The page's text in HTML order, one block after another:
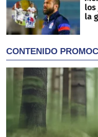
los
la